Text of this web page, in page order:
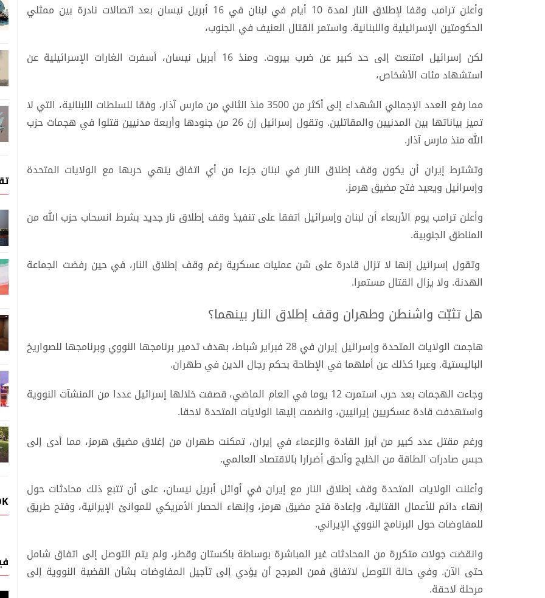
وأعلن ترامب وقفا لإطلاق النار لمدة 10 أيام في لبنان في 16 أبريل نيسان بعد اتصالات نادرة بين ممثلي
الحكومتين الإسرائيلية واللبنانية. واستمر القتال العنيف في الجنوب،
لكن إسرائيل امتنعت إلى حد كبير عن ضرب بيروت. ومنذ 16 أبريل نيسان، أسفرت الغارات الإسرائيلية عن
استشهاد مئات الأشخاص،
مما رفع العدد الإجمالي الشهداء إلى أكثر من 3500 منذ الثاني من مارس آذار، وفقا للسلطات اللبنانية، التي لا
تميز بياناتها بين المدنيين والمقاتلين. وتقول إسرائيل إن 26 من جنودها وأربعة مدنيين قتلوا في هجمات حزب
الله منذ مارس آذار.
وتشترط إيران أن يكون وقف إطلاق النار في لبنان جزءا من أي اتفاق ينهي حربها مع الولايات المتحدة
وإسرائيل ويعيد فتح مضيق هرمز.
وأعلن ترامب يوم الأربعاء أن لبنان وإسرائيل اتفقا على تنفيذ وقف إطلاق نار جديد بشرط ‌انسحاب حزب الله من
المناطق الجنوبية.
وتقول إسرائيل إنها لا تزال قادرة على شن عمليات عسكرية رغم وقف إطلاق النار، في حين رفضت الجماعة
الهدنة. ولا يزال القتال مستمرا.
هل تثبّت واشنطن وطهران وقف إطلاق النار بينهما؟
هاجمت الولايات المتحدة وإسرائيل إيران في 28 فبراير شباط، بهدف ‌تدمير برنامجها النووي وبرنامجها للصواريخ
الباليستية. وعبرا كذلك عن أملهما في الإطاحة بحكم رجال الدين في طهران.
وجاءت الهجمات بعد حرب استمرت 12 يوما في العام الماضي، قصفت خلالها إسرائيل عددا من المنشآت النووية
واستهدفت قادة عسكريين إيرانيين، وانضمت إليها الولايات المتحدة لاحقا.
ورغم مقتل عدد كبير من أبرز القادة والزعماء في إيران، تمكنت طهران من إغلاق مضيق هرمز، مما أدى إلى
حبس صادرات الطاقة من الخليج وألحق أضرارا بالاقتصاد العالمي.
وأعلنت ‌الولايات المتحدة وقف إطلاق النار مع إيران في أوائل أبريل نيسان، على أن تتبع ذلك محادثات حول
إنهاء دائم للأعمال القتالية، وإعادة فتح مضيق هرمز، وإنهاء الحصار الأمريكي للموانئ الإيرانية، وفتح طريق
للمفاوضات حول البرنامج النووي الإيراني.
وانقضت جولات متكررة من المحادثات غير المباشرة بوساطة باكستان وقطر، ولم يتم التوصل إلى اتفاق شامل
حتى الآن. وفي حالة التوصل لاتفاق فمن المرجح أن يؤدي إلى تأجيل المفاوضات بشأن القضية النووية إلى
مرحلة لاحقة.